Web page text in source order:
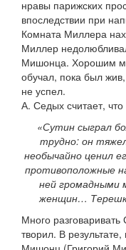
нравы парижских
впоследствии при
Комната Миллера
Миллер
Мишонца. Хорошим
обучал, пока был
не успел.
А. Седых считает, что
«Сутин сыграл
трудно: он
необычайно ценил
противоположные
ней громадными
женщин…
Много
творил. В